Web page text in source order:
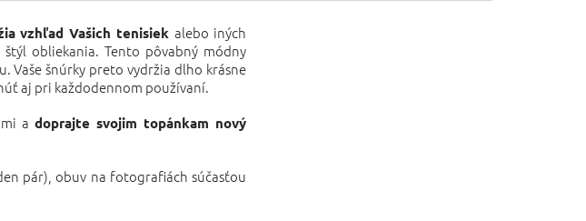
vzhľad Vašich tenisiekalebo iných
obliekania. Tento pôvabný módny
Vaše šnúrky preto vydržia dlho krásne
aj pri každodennom používaní.
adoprajte svojim topánkam nový
pár), obuv na fotografiách súčasťou